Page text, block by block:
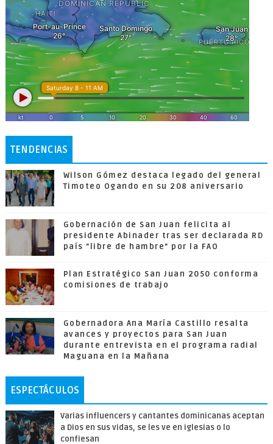
TENDENCIAS
Wilson Gómez destaca legado del general
Timoteo Ogando en su 208 aniversario
Gobernación de San Juan felicita al
presidente Abinader tras ser declarada RD
país "libre de hambre" por la FAO
Plan Estratégico San Juan 2050 conforma
comisiones de trabajo
Gobernadora Ana María Castillo resalta
avances y proyectos para San Juan
durante entrevista en el programa radial
Maguana en la Mañana
ESPECTÁCULOS
Varias influencers y cantantes dominicanas aceptan
a Dios en sus vidas, se les ve en iglesias o lo
confiesan